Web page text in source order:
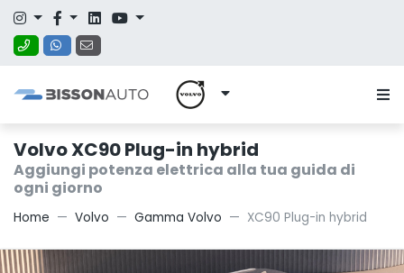
Volvo XC90 Plug-in hybrid
Aggiungi potenza elettrica alla tua guida di
ogni giorno
Home Volvo Gamma Volvo XC90 Plug-in hybrid